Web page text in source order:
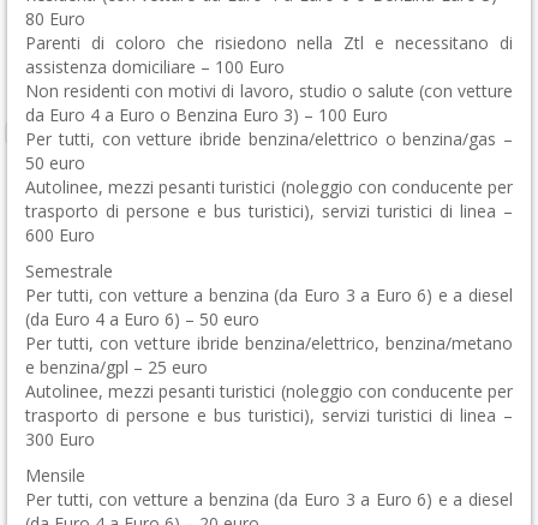
80 Euro
Parenti di coloro che risiedono nella Ztl e necessitano di
assistenza domiciliare – 100 Euro
Non residenti con motivi di lavoro, studio o salute (con vetture
da Euro 4 a Euro o Benzina Euro 3) – 100 Euro
Per tutti, con vetture ibride benzina/elettrico o benzina/gas –
50 euro
Autolinee, mezzi pesanti turistici (noleggio con conducente per
trasporto di persone e bus turistici), servizi turistici di linea –
600 Euro
Semestrale
Per tutti, con vetture a benzina (da Euro 3 a Euro 6) e a diesel
(da Euro 4 a Euro 6) – 50 euro
Per tutti, con vetture ibride benzina/elettrico, benzina/metano
e benzina/gpl – 25 euro
Autolinee, mezzi pesanti turistici (noleggio con conducente per
trasporto di persone e bus turistici), servizi turistici di linea –
300 Euro
Mensile
Per tutti, con vetture a benzina (da Euro 3 a Euro 6) e a diesel